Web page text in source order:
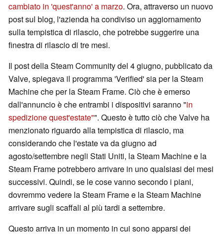
cambiato in 'quest'anno' a marzo. Ora, attraverso un nuovo
post sul blog, l'azienda ha condiviso un aggiornamento
sulla tempistica di rilascio, che potrebbe suggerire una
finestra di rilascio di tre mesi.
Il post della Steam Community del 4 giugno, pubblicato da
Valve, spiegava il programma 'Verified' sia per la Steam
Machine che per la Steam Frame. Ciò che è emerso
dall'annuncio è che entrambi i dispositivi saranno "in
spedizione quest'estate"". Questo è tutto ciò che Valve ha
menzionato riguardo alla tempistica di rilascio, ma
considerando che l'estate va da giugno ad
agosto/settembre negli Stati Uniti, la Steam Machine e la
Steam Frame potrebbero arrivare in uno qualsiasi dei mesi
successivi. Quindi, se le cose vanno secondo i piani,
dovremmo vedere la Steam Frame e la Steam Machine
arrivare sugli scaffali al più tardi a settembre.
Questo arriva in un momento in cui sono apparsi dei